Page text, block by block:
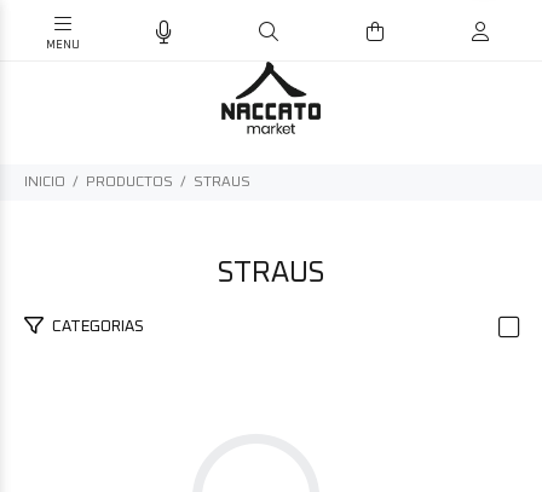
INICIO PRODUCTOS STRAUS
STRAUS
CATEGORIAS